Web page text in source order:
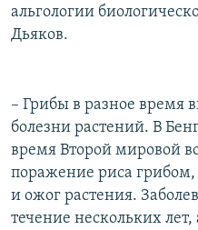
альгологии
Дьяков.
– Грибы в разное время
болезни растений. В
время Второй мировой
поражение риса
и ожог растения.
течение нескольких